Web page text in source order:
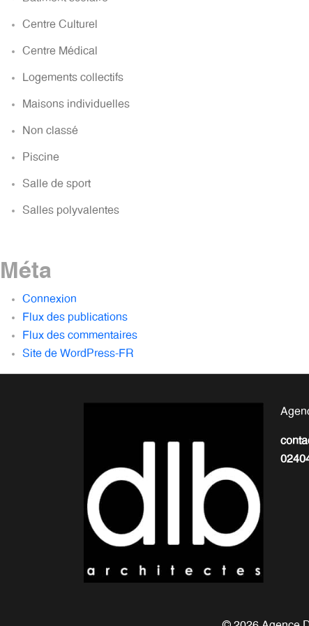
Centre Culturel
Centre Médical
Logements collectifs
Maisons individuelles
Non classé
Piscine
Salle de sport
Salles polyvalentes
Méta
Connexion
Flux des publications
Flux des commentaires
Site de WordPress-FR